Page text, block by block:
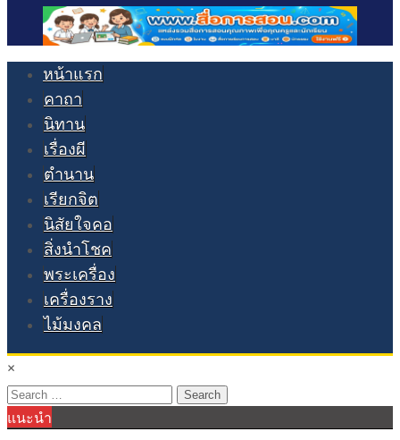
หน้าแรก
คาถา
นิทาน
เรื่องผี
ตำนาน
เรียกจิต
นิสัยใจคอ
สิ่งนำโชค
พระเครื่อง
เครื่องราง
ไม้มงคล
×
Search
for:
แนะนำ